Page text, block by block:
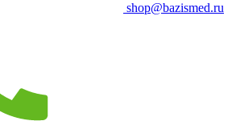
shop@bazismed.ru